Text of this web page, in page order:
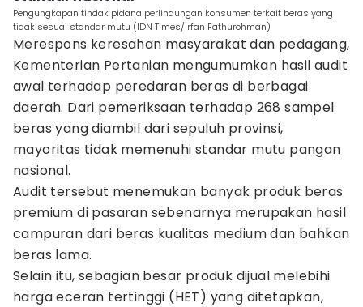
Pengungkapan tindak pidana perlindungan konsumen terkait beras yang
tidak sesuai standar mutu (IDN Times/Irfan Fathurohman)
Merespons keresahan masyarakat dan pedagang,
Kementerian Pertanian mengumumkan hasil audit
awal terhadap peredaran beras di berbagai
daerah. Dari pemeriksaan terhadap 268 sampel
beras yang diambil dari sepuluh provinsi,
mayoritas tidak memenuhi standar mutu pangan
nasional.
Audit tersebut menemukan banyak produk beras
premium di pasaran sebenarnya merupakan hasil
campuran dari beras kualitas medium dan bahkan
beras lama.
Selain itu, sebagian besar produk dijual melebihi
harga eceran tertinggi (HET) yang ditetapkan,